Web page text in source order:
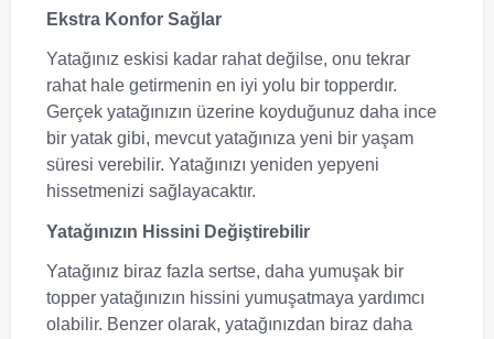
Ekstra Konfor Sağlar
Yatağınız eskisi kadar rahat değilse, onu tekrar
rahat hale getirmenin en iyi yolu bir topperdır.
Gerçek yatağınızın üzerine koyduğunuz daha ince
bir yatak gibi, mevcut yatağınıza yeni bir yaşam
süresi verebilir. Yatağınızı yeniden yepyeni
hissetmenizi sağlayacaktır.
Yatağınızın Hissini Değiştirebilir
Yatağınız biraz fazla sertse, daha yumuşak bir
topper yatağınızın hissini yumuşatmaya yardımcı
olabilir. Benzer olarak, yatağınızdan biraz daha